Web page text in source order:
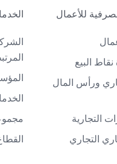
للأعمال
البيع
ورأس المال
التجارية
التجاري